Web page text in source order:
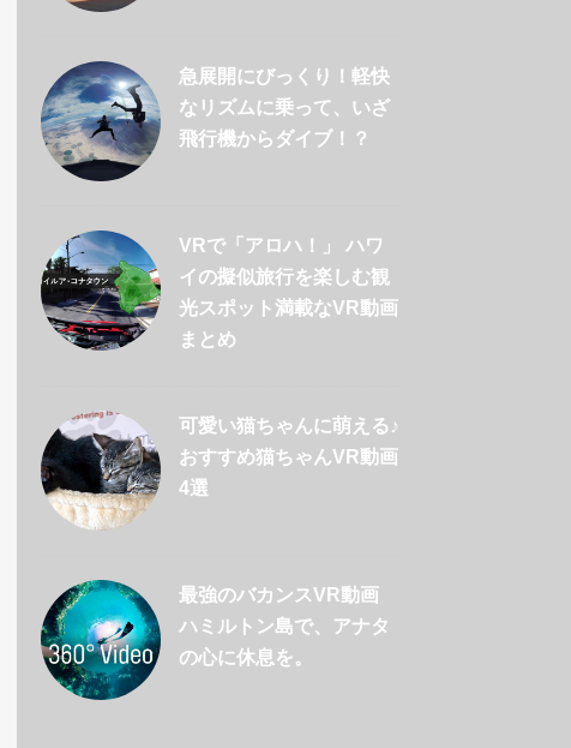
急展開にびっくり！軽快
なリズムに乗って、いざ
飛行機からダイブ！？
VRで「アロハ！」 ハワ
イの擬似旅行を楽しむ観
光スポット満載なVR動画
まとめ
可愛い猫ちゃんに萌える♪
おすすめ猫ちゃんVR動画
4選
最強のバカンスVR動画
ハミルトン島で、アナタ
の心に休息を。